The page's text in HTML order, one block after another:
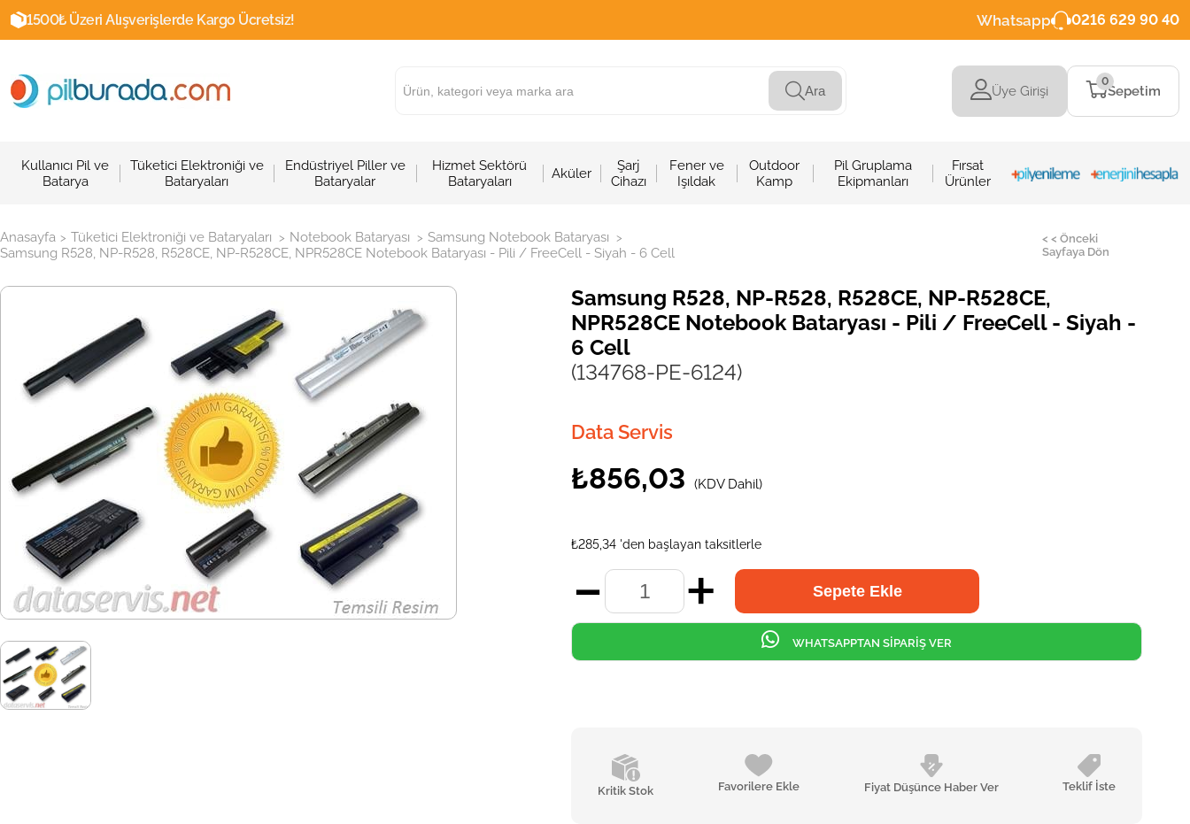
1500₺ Üzeri Alışverişlerde Kargo Ücretsiz! Whatsapp 0216 629 90 40
Ara Üye Girişi Sepetim
0
Kullanıcı Pil ve
Batarya
Tüketici Elektroniği ve
Bataryaları
Endüstriyel Piller ve
Bataryalar
Hizmet Sektörü
Bataryaları
Aküler
Şarj
Cihazı
Fener ve
Işıldak
Outdoor
Kamp
Pil Gruplama
Ekipmanları
Fırsat
Ürünler
Anasayfa > Tüketici Elektroniği ve Bataryaları > Notebook Bataryası > Samsung Notebook Bataryası >
Samsung R528, NP-R528, R528CE, NP-R528CE, NPR528CE Notebook Bataryası - Pili / FreeCell - Siyah - 6 Cell
< < Önceki
Sayfaya Dön
Samsung R528, NP-R528, R528CE, NP-R528CE,
NPR528CE Notebook Bataryası - Pili / FreeCell - Siyah -
6 Cell
(134768-PE-6124)
Data Servis
₺856,03 (KDV Dahil)
₺285,34 'den başlayan taksitlerle
Kritik Stok Favorilere Ekle Fiyat Düşünce Haber Ver Teklif İste
WHATSAPPTAN SİPARİŞ VER